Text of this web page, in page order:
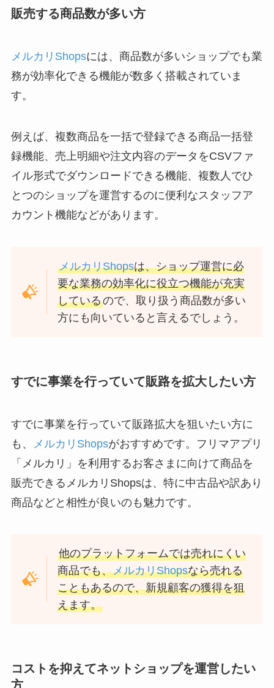
販売する商品数が多い方
メルカリShopsには、商品数が多いショップでも業
務が効率化できる機能が数多く搭載されていま
す。
例えば、複数商品を一括で登録できる商品一括登
録機能、売上明細や注文内容のデータをCSVファ
イル形式でダウンロードできる機能、複数人でひ
とつのショップを運営するのに便利なスタッフア
カウント機能などがあります。
メルカリShopsは、ショップ運営に必
要な業務の効率化に役立つ機能が充実
しているので、取り扱う商品数が多い
方にも向いていると言えるでしょう。
すでに事業を行っていて販路を拡大したい方
すでに事業を行っていて販路拡大を狙いたい方に
も、
メルカリShopsがおすすめです。フリマアプリ
「メルカリ」を利用するお客さまに向けて商品を
販売できるメルカリShopsは、特に中古品や訳あり
商品などと相性が良いのも魅力です。
他のプラットフォームでは売れにくい
商品でも、メルカリShopsなら売れる
こともあるので、新規顧客の獲得を狙
えます。
コストを抑えてネットショップを運営したい
方